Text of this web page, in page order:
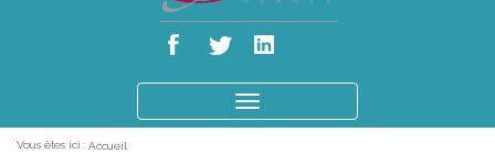
le
Vous êtes ici : Accueil